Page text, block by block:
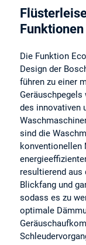
Funktionen
Die Funktion
Design der
führen zu einer
Geräuschpegels
des innovativen
sind die
konventionellen
resultierend aus
Blickfang und
sodass es zu
optimale